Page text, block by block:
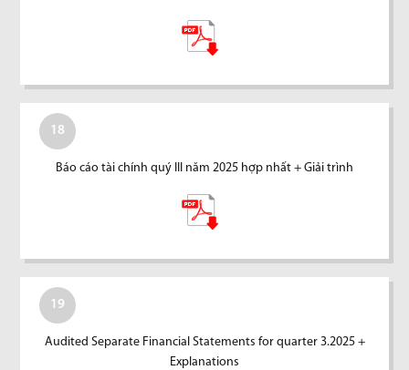
18
Báo cáo tài chính quý III năm 2025 hợp nhất + Giải trình
19
Audited Separate Financial Statements for quarter 3.2025 +
Explanations